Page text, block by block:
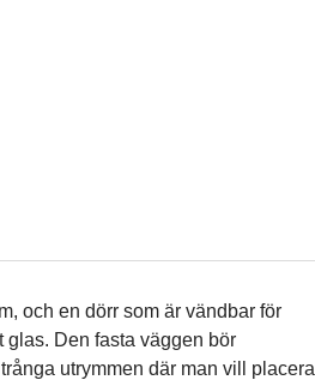
och en dörr som är vändbar för
glas. Den fasta väggen bör
utrymmen där man vill placera